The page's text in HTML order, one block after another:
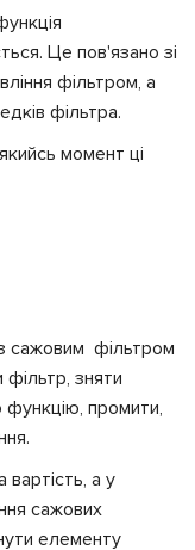
Це пов'язано зі
фільтром, а
фільтра.
момент ці
сажовим фільтром
фільтр, зняти
промити,
вартість, а у
сажових
елементу